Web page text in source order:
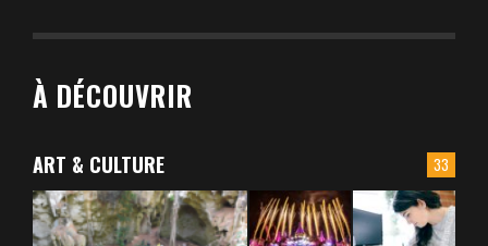
À DÉCOUVRIR
33
ART & CULTURE